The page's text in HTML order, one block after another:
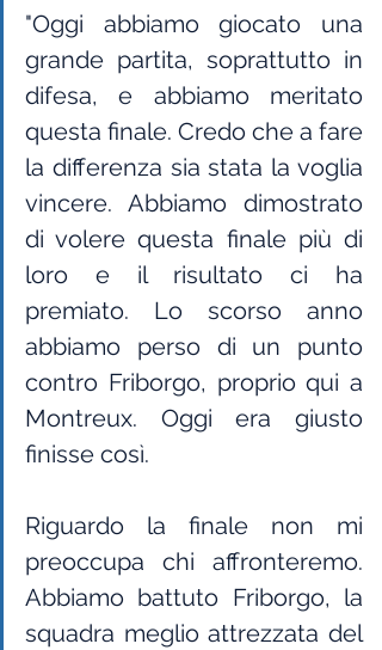
"Oggi abbiamo giocato una
grande partita, soprattutto in
difesa, e abbiamo meritato
questa finale. Credo che a fare
la differenza sia stata la voglia
vincere. Abbiamo dimostrato
di volere questa finale più di
loro e il risultato ci ha
premiato. Lo scorso anno
abbiamo perso di un punto
contro Friborgo, proprio qui a
Montreux. Oggi era giusto
finisse così.
Riguardo la finale non mi
preoccupa chi affronteremo.
Abbiamo battuto Friborgo, la
squadra meglio attrezzata del